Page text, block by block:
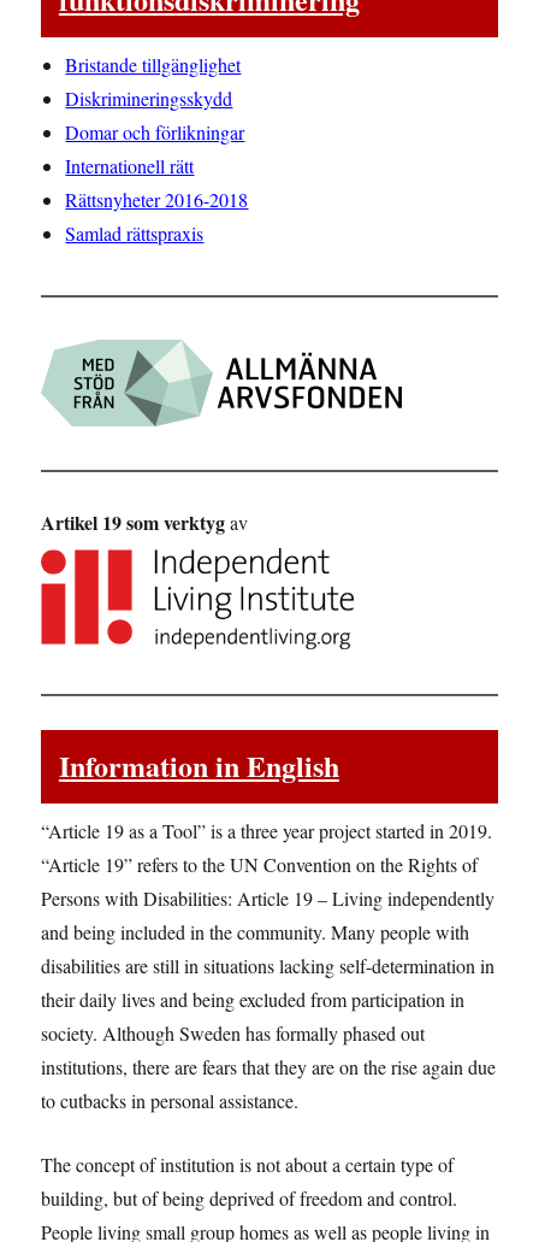
Bristande tillgänglighet
Diskrimineringsskydd
Domar och förlikningar
Internationell rätt
Rättsnyheter 2016-2018
Samlad rättspraxis
Artikel 19 som verktygav
Information in English
“Article 19 as a Tool” is a three year project started in 2019.
“Article 19” refers to the UN Convention on the Rights of
Persons with Disabilities: Article 19 – Living independently
and being included in the community. Many people with
disabilities are still in situations lacking self-determination in
their daily lives and being excluded from participation in
society. Although Sweden has formally phased out
institutions, there are fears that they are on the rise again due
to cutbacks in personal assistance.
The concept of institution is not about a certain type of
building, but of being deprived of freedom and control.
People living small group homes as well as people living in